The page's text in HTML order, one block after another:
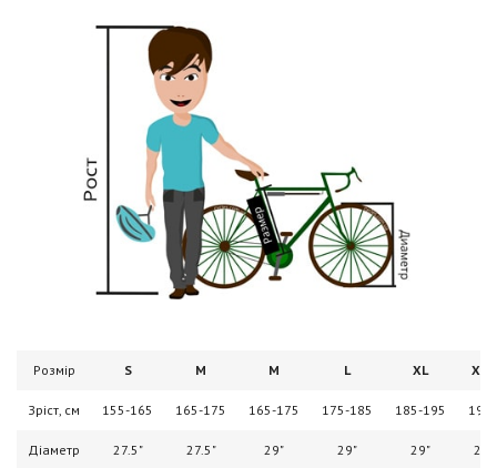
Розмір S M M L XL XXL
Зріст, см 155-165 165-175 165-175 175-185 185-195
Діаметр 27.5" 27.5" 29" 29" 29"
29"